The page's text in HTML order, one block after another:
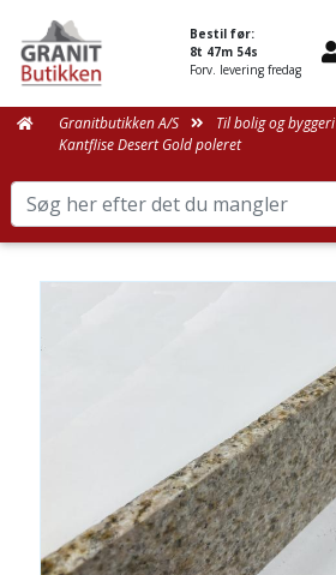
Bestil før:
8t 47m 53s
Forv. levering fredag
Granitbutikken A/S Til bolig og byggeri
Kantflise Desert Gold poleret